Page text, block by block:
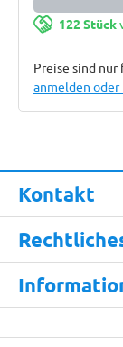
122 Stück
Preise sind
anmelden
Kontakt